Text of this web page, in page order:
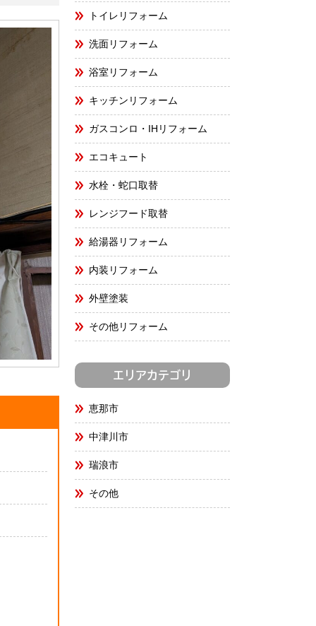
トイレリフォーム
洗面リフォーム
浴室リフォーム
キッチンリフォーム
ガスコンロ・IHリフォーム
エコキュート
水栓・蛇口取替
レンジフード取替
給湯器リフォーム
内装リフォーム
外壁塗装
その他リフォーム
エリアカテゴリ
恵那市
中津川市
瑞浪市
その他